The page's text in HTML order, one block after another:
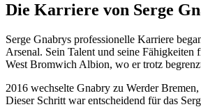
Die Karriere von Serge
Serge Gnabrys professionelle Karriere
Arsenal. Sein Talent und seine
West Bromwich Albion, wo er trotz
2016 wechselte Gnabry zu Werder
Dieser Schritt war entscheidend für das